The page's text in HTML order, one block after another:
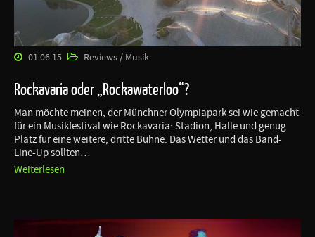
01.06.15 Reviews / Musik
Rockavaria oder „Rockawaterloo“?
Man möchte meinen, der Münchner Olympiapark sei wie gemacht
für ein Musikfestival wie Rockavaria: Stadion, Halle und genug
Platz für eine weitere, dritte Bühne. Das Wetter und das Band-
Line-Up sollten…
Weiterlesen